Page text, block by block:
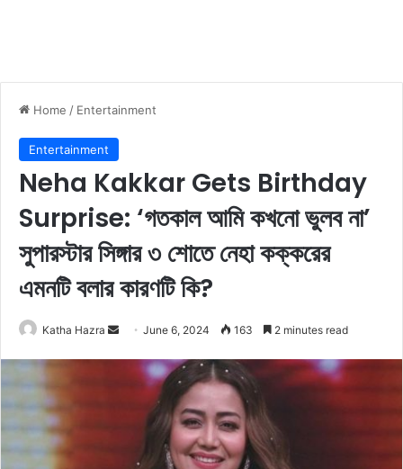
Home / Entertainment
Entertainment
Neha Kakkar Gets Birthday
Surprise: ‘গতকাল আমি কখনো ভুলব না’
সুপারস্টার সিঙ্গার ৩ শোতে নেহা কক্করের
এমনটি বলার কারণটি কি?
Katha Hazra June 6, 2024 163 2 minutes read